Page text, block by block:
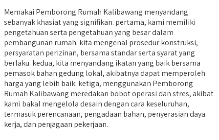
Memakai Pemborong Rumah Kalibawang menyandang
sebanyak khasiat yang signifikan. pertama, kami memiliki
pengetahuan serta pengetahuan yang besar dalam
pembangunan rumah. kita mengenal prosedur konstruksi,
persyaratan perizinan, bersama standar serta syarat yang
berlaku. kedua, kita menyandang ikatan yang baik bersama
pemasok bahan gedung lokal, akibatnya dapat memperoleh
harga yang lebih baik. ketiga, menggunakan Pemborong
Rumah Kalibawang meredakan bobot operasi dan stres, akibat
kami bakal mengelola desain dengan cara keseluruhan,
termasuk perencanaan, pengadaan bahan, penyerasian daya
kerja, dan penjagaan pekerjaan.